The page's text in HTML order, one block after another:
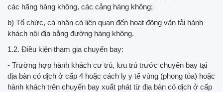
các hãng hàng không, các cảng hàng không;
b) Tổ chức, cá nhân có liên quan đến hoạt động vận tải hành
khách nội địa bằng đường hàng không.
1.2. Điều kiện tham gia chuyến bay:
- Trường hợp hành khách cư trú, lưu trú trước chuyến bay tại
địa bàn có dịch ở cấp 4 hoặc cách ly y tế vùng (phong tỏa) hoặc
hành khách trên chuyến bay xuất phát từ địa bàn có dịch ở cấp